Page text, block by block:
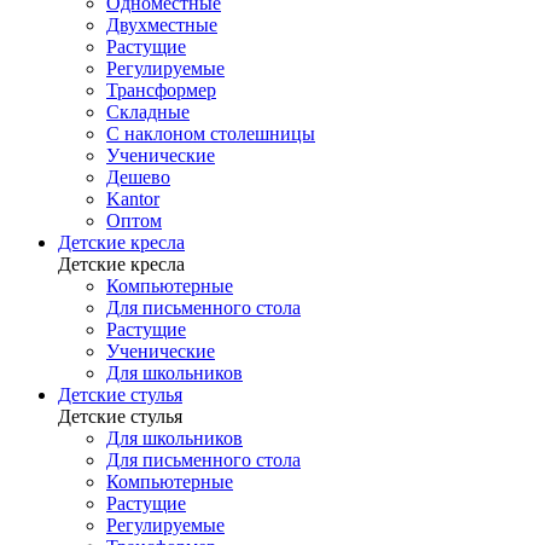
Двухместные
Растущие
Регулируемые
Трансформер
Складные
С наклоном столешницы
Ученические
Дешево
Kantor
Оптом
Детские кресла
Детские кресла
Компьютерные
Для письменного стола
Растущие
Ученические
Для школьников
Детские стулья
Детские стулья
Для школьников
Для письменного стола
Компьютерные
Растущие
Регулируемые